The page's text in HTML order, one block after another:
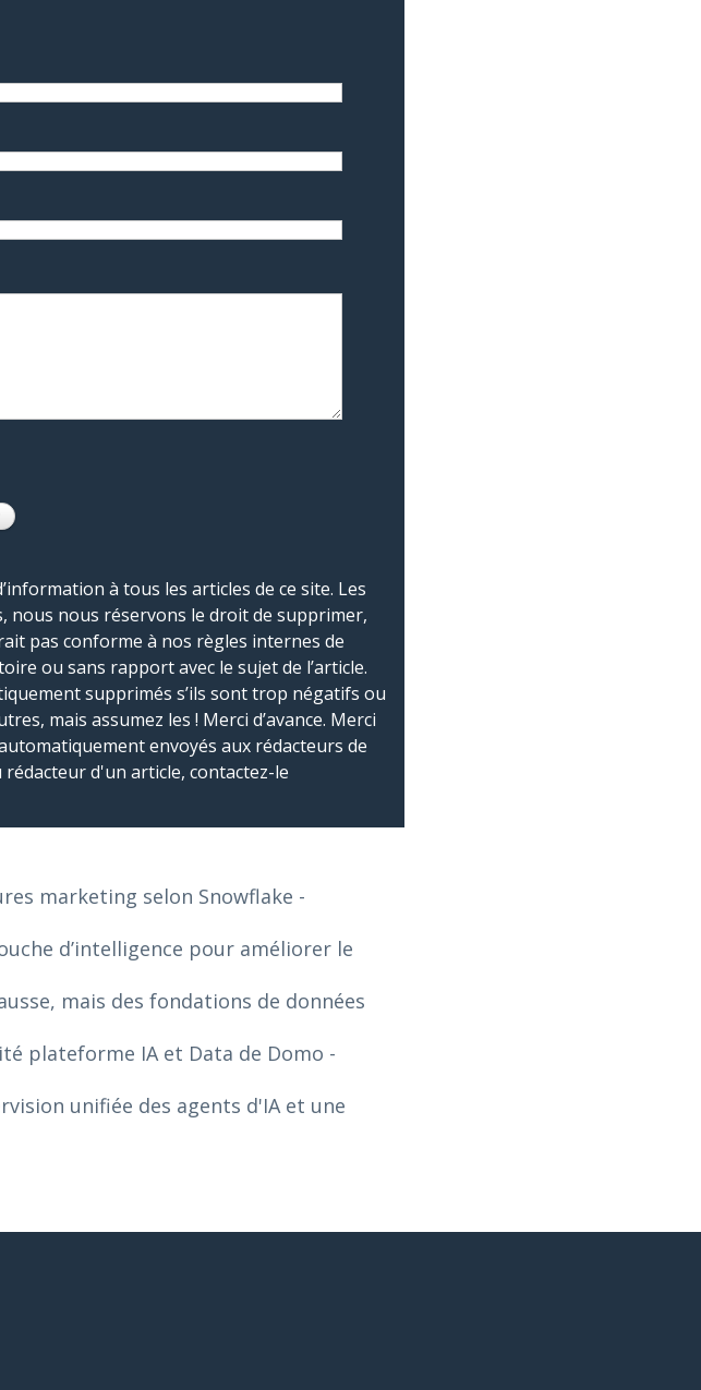
à tous les articles de ce site. Les
nous nous réservons le droit de supprimer,
pas conforme à nos règles internes de
ou sans rapport avec le sujet de l’article.
supprimés s’ils sont trop négatifs ou
mais assumez les ! Merci d’avance. Merci
envoyés aux rédacteurs de
d'un article, contactez-le
marketing selon Snowflake -
d’intelligence pour améliorer le
mais des fondations de données
plateforme IA et Data de Domo -
unifiée des agents d'IA et une